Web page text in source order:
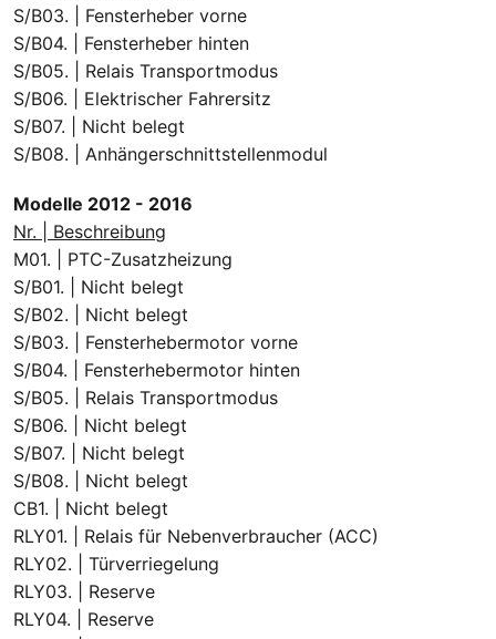
S/B03. | Fensterheber vorne
S/B04. | Fensterheber hinten
S/B05. | Relais Transportmodus
S/B06. | Elektrischer Fahrersitz
S/B07. | Nicht belegt
S/B08. | Anhängerschnittstellenmodul
Modelle 2012 - 2016
Nr. | Beschreibung
M01. | PTC-Zusatzheizung
S/B01. | Nicht belegt
S/B02. | Nicht belegt
S/B03. | Fensterhebermotor vorne
S/B04. | Fensterhebermotor hinten
S/B05. | Relais Transportmodus
S/B06. | Nicht belegt
S/B07. | Nicht belegt
S/B08. | Nicht belegt
CB1. | Nicht belegt
RLY01. | Relais für Nebenverbraucher (ACC)
RLY02. | Türverriegelung
RLY03. | Reserve
RLY04. | Reserve